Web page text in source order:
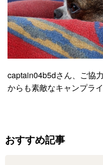
captain04b5dさん、ご協
からも素敵なキャンプラ
おすすめ記事